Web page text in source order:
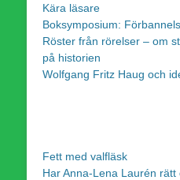
Kära läsare
Boksymposium:
Röster från rörelser – om
på historien
Wolfgang Fritz Haug och
Fett med valfläsk
Har Anna-Lena Laurén rätt